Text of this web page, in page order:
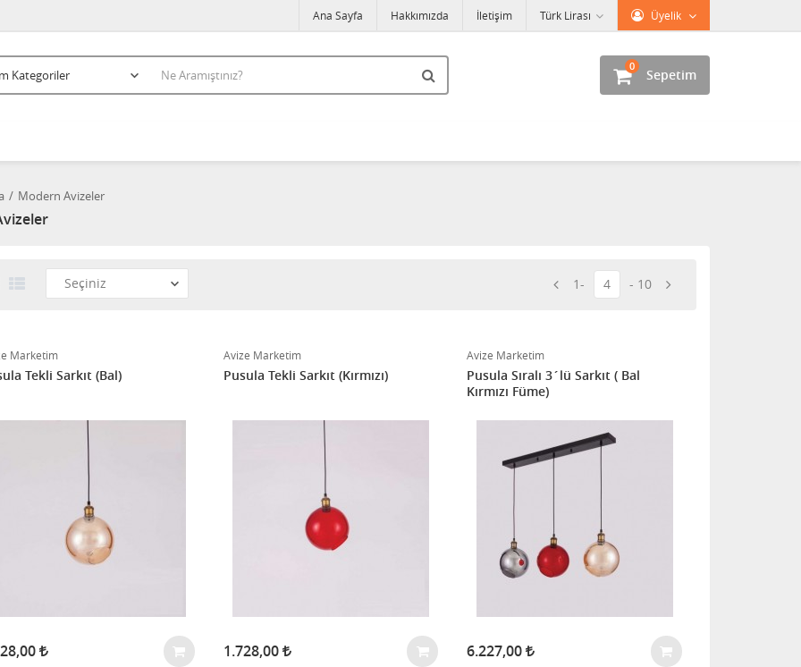
Üyelik
Türk Lirası
Ana Sayfa Hakkımızda İletişim
Sepetim
0
Modern Avizeler
1 4 10
Marketim
Tekli Sarkıt (Bal)
Avize Marketim
Pusula Tekli Sarkıt (Kırmızı)
1.728,00
Avize Marketim
Pusula Sıralı 3´lü Sarkıt ( Bal
Kırmızı Füme)
6.227,00